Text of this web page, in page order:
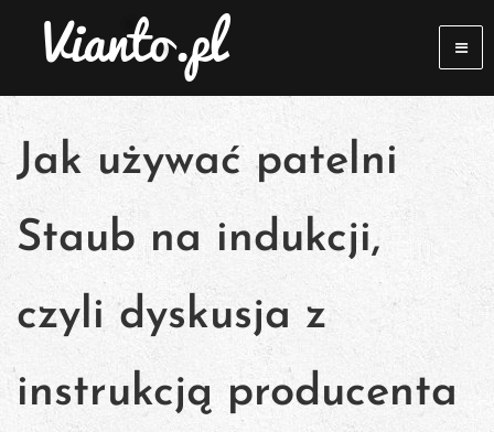
Jak używać patelni
Staub na indukcji,
czyli dyskusja z
instrukcją producenta